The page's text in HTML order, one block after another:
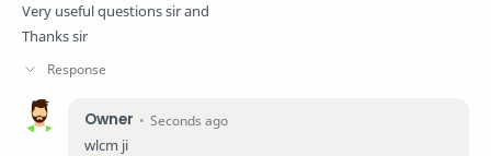
Very useful questions sir and
Thanks sir
Owner Seconds ago
wlcm ji